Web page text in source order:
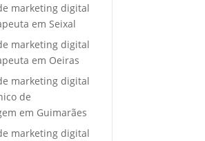
marketing digital
em Seixal
marketing digital
em Oeiras
marketing digital
de
em Guimarães
marketing digital